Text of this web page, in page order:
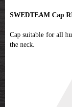
SWEDTEAM Cap
Cap suitable for all
the neck.